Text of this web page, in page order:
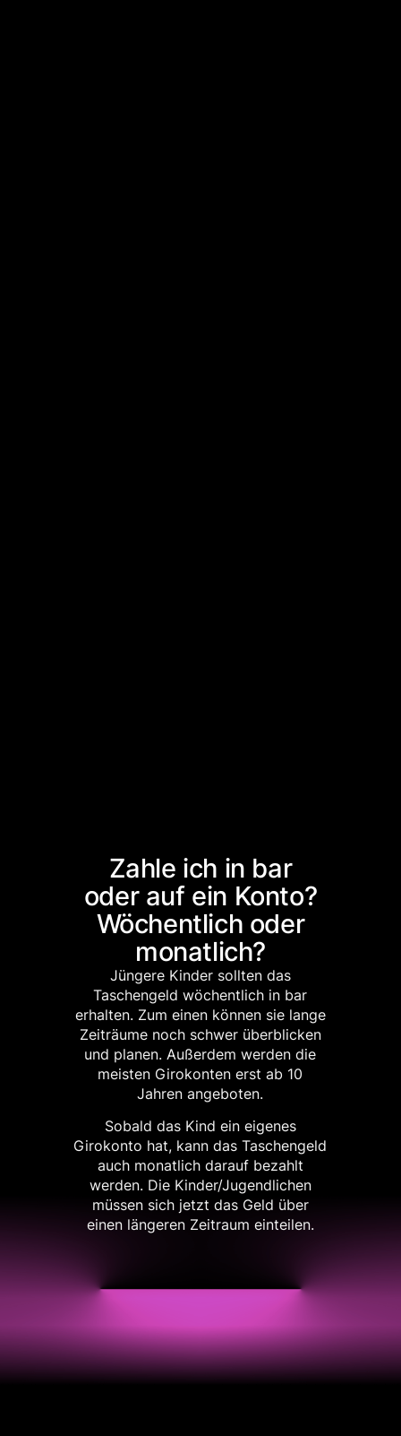
Zahle ich in bar
oder auf ein Konto?
Wöchentlich oder
monatlich?
Jüngere Kinder sollten das
Taschengeld wöchentlich in bar
erhalten. Zum einen können sie lange
Zeiträume noch schwer überblicken
und planen. Außerdem werden die
meisten Girokonten erst ab 10
Jahren angeboten.
Sobald das Kind ein eigenes
Girokonto hat, kann das Taschengeld
auch monatlich darauf bezahlt
werden. Die Kinder/Jugendlichen
müssen sich jetzt das Geld über
einen längeren Zeitraum einteilen.